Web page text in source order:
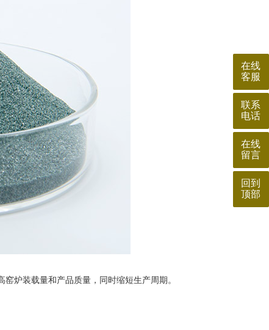
炉装载量和产品质量，同时缩短生产周期。
在线
客服
联系
电话
在线
留言
回到
顶部